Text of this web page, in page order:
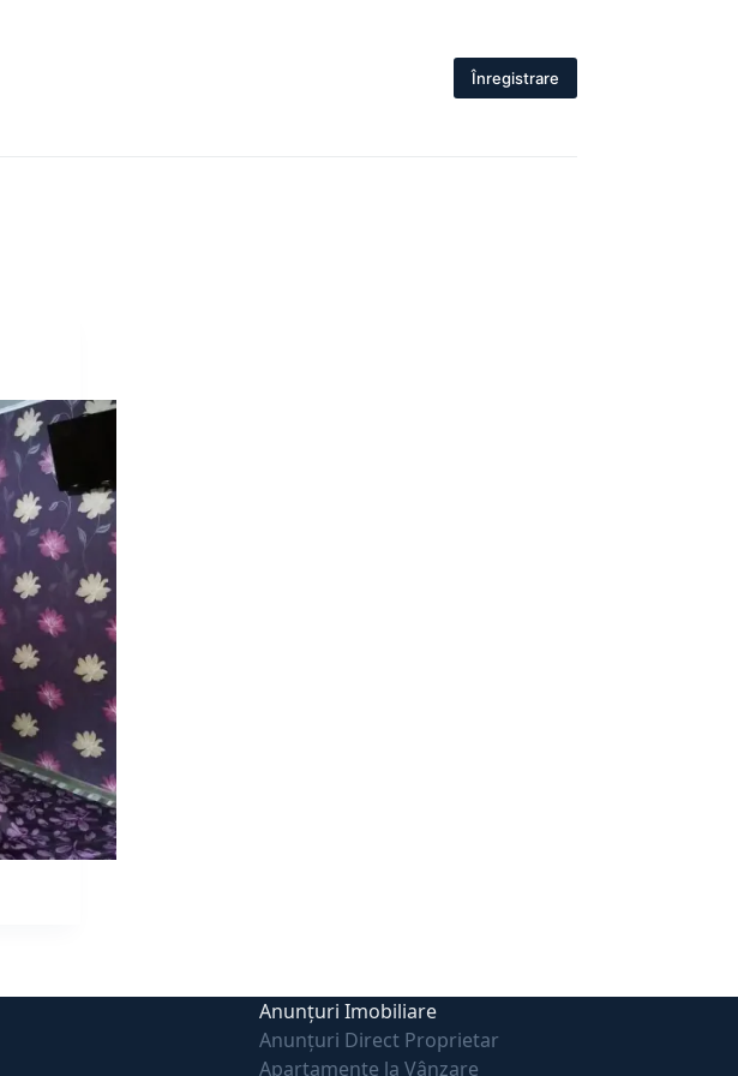
Înregistrare
Anunțuri Imobiliare
Anunțuri Direct Proprietar
Apartamente la Vânzare